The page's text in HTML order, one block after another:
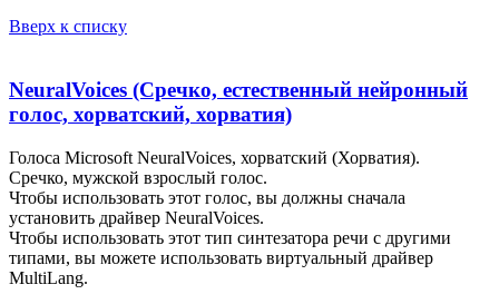
Вверх к списку
NeuralVoices (Сречко, естественный нейронный
голос, хорватский, хорватия)
Голоса Microsoft NeuralVoices, хорватский (Хорватия).
Сречко, мужской взрослый голос.
Чтобы использовать этот голос, вы должны сначала
установить драйвер NeuralVoices.
Чтобы использовать этот тип синтезатора речи с другими
типами, вы можете использовать виртуальный драйвер
MultiLang.